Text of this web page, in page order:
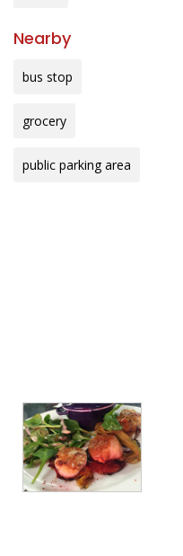
Nearby
bus stop
grocery
public parking area